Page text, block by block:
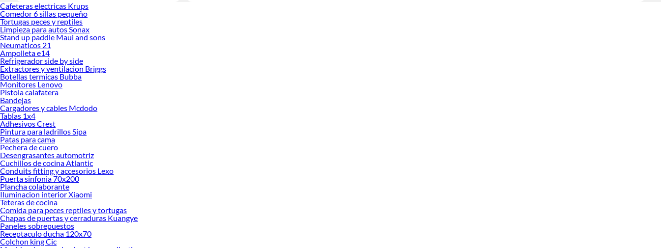
Cafeteras electricas Krups
Comedor 6 sillas pequeño
Tortugas peces y reptiles
Limpieza para autos Sonax
Stand up paddle Maui and sons
Neumaticos 21
Ampolleta e14
Refrigerador side by side
Extractores y ventilacion Briggs
Botellas termicas Bubba
Monitores Lenovo
Pistola calafatera
Bandejas
Cargadores y cables Mcdodo
Tablas 1x4
Adhesivos Crest
Pintura para ladrillos Sipa
Patas para cama
Pechera de cuero
Desengrasantes automotriz
Cuchillos de cocina Atlantic
Conduits fitting y accesorios Lexo
Puerta sinfonia 70x200
Plancha colaborante
Iluminacion interior Xiaomi
Teteras de cocina
Comida para peces reptiles y tortugas
Chapas de puertas y cerraduras Kuangye
Paneles sobrepuestos
Receptaculo ducha 120x70
Colchon king Cic